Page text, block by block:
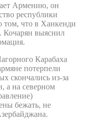
Армению, он
республики
что в Ханкенди
Кочарян выяснил
Карабаха
потерпели
скончались из-за
а на северном
бежать, не